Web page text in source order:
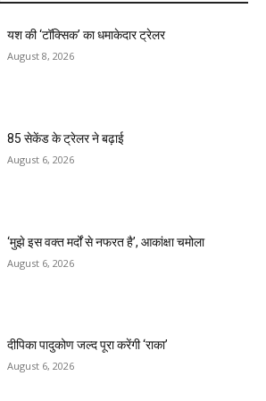
यश की ‘टॉक्सिक’ का धमाकेदार ट्रेलर
August 8, 2026
85 सेकेंड के ट्रेलर ने बढ़ाई
August 6, 2026
‘मुझे इस वक्त मर्दों से नफरत है’, आकांक्षा चमोला
August 6, 2026
दीपिका पादुकोण जल्द पूरा करेंगी ‘राका’
August 6, 2026